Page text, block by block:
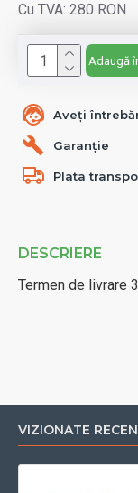
DESCRIERE
Termen de livrare
Aveți
Garanție
Plata
Cu TVA: 280 RON
Adaugă
VIZIONATE